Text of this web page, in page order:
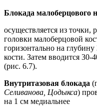
Блокада малоберцового
осуществляется из точки,
головки малоберцовой
горизонтально на
кости. Затем вводится 30-
(рис. 6.7).
Внутритазовая блокада
Селиванова, Цодыкса)
на 1 см медиальнее